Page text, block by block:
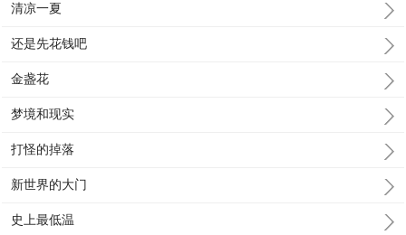
清凉一夏
还是先花钱吧
金盏花
梦境和现实
打怪的掉落
新世界的大门
史上最低温